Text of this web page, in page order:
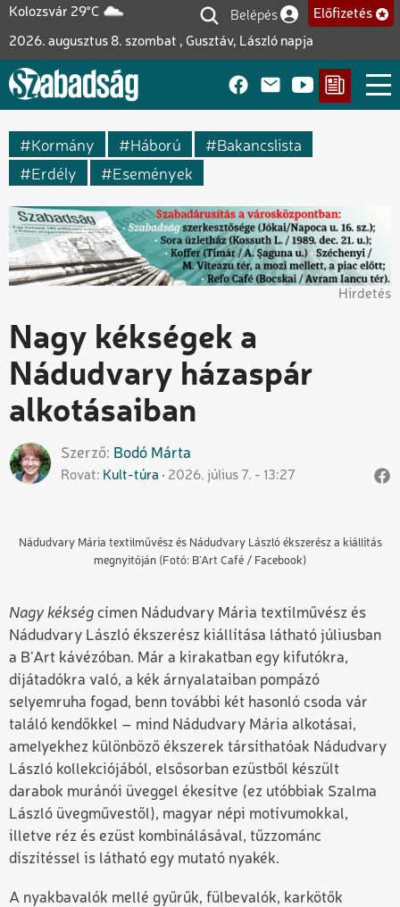
Ugrás
tartalomra
Kolozsvár 29°C
2026. augusztus 8. szombat , Gusztáv, László napja
Felhasználói fiók
Belépés Előfizetés
Kormány Háború
Bakancslista
Erdély
Események
Hirdetés
Nagy kékségek a
Nádudvary házaspár
alkotásaiban
Szerző Bodó Márta
Rovat Kult-túra 2026. július 7. - 13:27
Nádudvary Mária textilművész és Nádudvary László ékszerész a kiállítás
megnyitóján (Fotó: B’Art Café / Facebook)
Nagy kékség címen Nádudvary Mária textilművész és
Nádudvary László ékszerész kiállítása látható júliusban
a B’Art kávézóban. Már a kirakatban egy kifutókra,
díjátadókra való, a kék árnyalataiban pompázó
selyemruha fogad, benn további két hasonló csoda vár
találó kendőkkel – mind Nádudvary Mária alkotásai,
amelyekhez különböző ékszerek társíthatóak Nádudvary
László kollekciójából, elsősorban ezüstből készült
darabok muránói üveggel ékesítve (ez utóbbiak Szalma
László üvegművestől), magyar népi motívumokkal,
illetve réz és ezüst kombinálásával, tűzzománc
díszítéssel is látható egy mutató nyakék.
A nyakbavalók mellé gyűrűk, fülbevalók, karkötők